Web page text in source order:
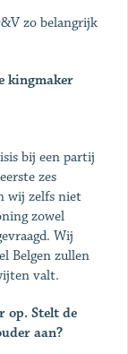
zo belangrijk
kingmaker
bij een partij
zes
wij zelfs niet
zowel
Wij
Belgen zullen
valt.
op. Stelt de
aan?